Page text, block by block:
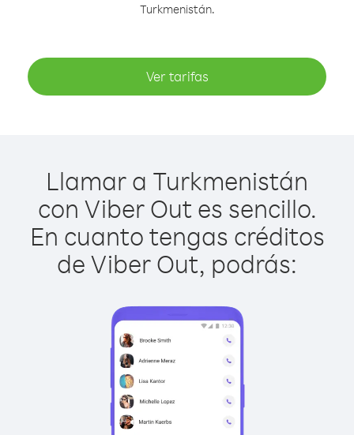
Turkmenistán.
Ver tarifas
Llamar a Turkmenistán
con Viber Out es sencillo.
En cuanto tengas créditos
de Viber Out, podrás: